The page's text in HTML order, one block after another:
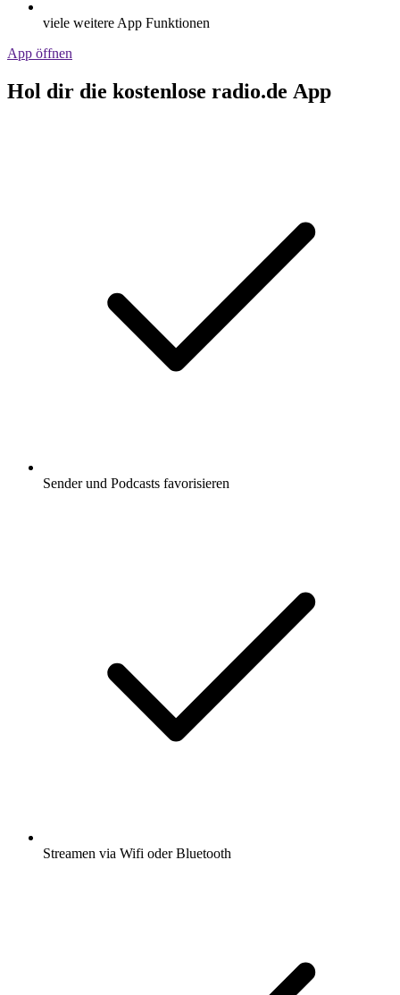
viele weitere App Funktionen
App öffnen
Hol dir die kostenlose radio.de App
Sender und Podcasts favorisieren
Streamen via Wifi oder Bluetooth